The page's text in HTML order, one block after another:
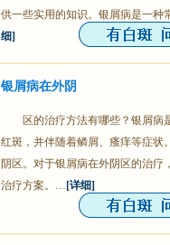
供一些实用的知识。银屑病是一
细]
银屑病在外阴
区的治疗方法有哪些？银屑病
红斑，并伴随着鳞屑、瘙痒等症状
阴区。对于银屑病在外阴区的治
治疗方案。… [详细]